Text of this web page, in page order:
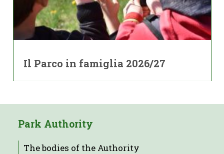
Il Parco in famiglia 2026/27
Park Authority
The bodies of the Authority